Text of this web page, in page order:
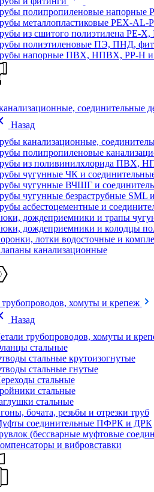
полипропиленовые напорные
металлопластиковые PEX-
из сшитого полиэтилена PE-
полиэтиленовые ПЭ, ПНД,
напорные ПВХ, НПВХ, PP-H и
соединительные
Назад
канализационные,
полипропиленовые
из поливинилхлорида ПВХ,
чугунные ЧК и
чугунные ВЧШГ и
чугунные безраструбные SML
асбестоцементные и
дождеприемники и трапы
дождеприемники и колодцы
лотки водосточные и
канализационные
трубопроводов, хомуты и крепеж
Назад
трубопроводов, хомуты и
стальные
стальные крутоизогнутые
стальные гнутые
стальные
стальные
стальные
бочата, резьбы и отрезки труб
соединительные ПФРК и ДРК
(бессварные муфтовые
и вибровставки